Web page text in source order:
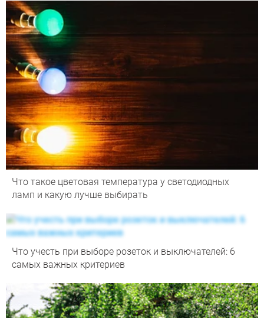
Что такое цветовая температура у светодиодных
ламп и какую лучше выбирать
Что учесть при выборе розеток и выключателей: 6
самых важных критериев